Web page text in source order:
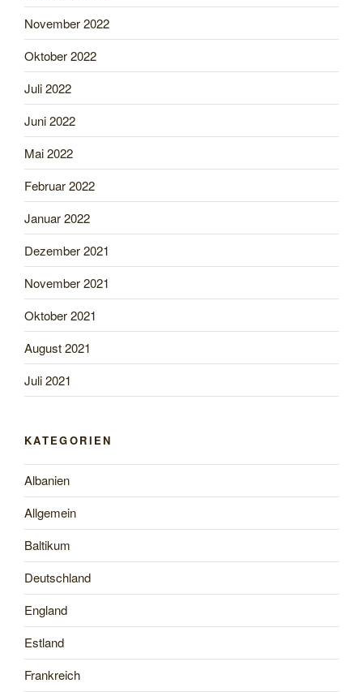
November 2022
Oktober 2022
Juli 2022
Juni 2022
Mai 2022
Februar 2022
Januar 2022
Dezember 2021
November 2021
Oktober 2021
August 2021
Juli 2021
KATEGORIEN
Albanien
Allgemein
Baltikum
Deutschland
England
Estland
Frankreich